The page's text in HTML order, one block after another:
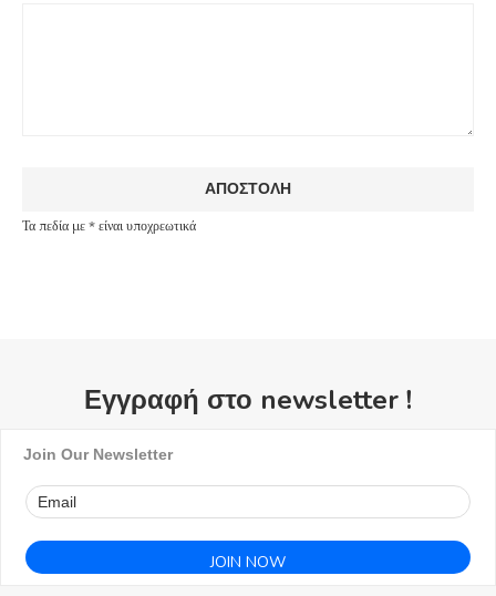
Τα πεδία με * είναι υποχρεωτικά
Εγγραφή στο newsletter !
Join Our Newsletter